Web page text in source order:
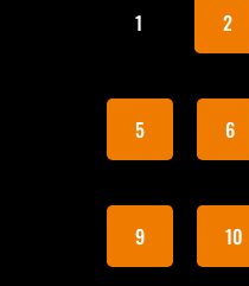
1 2
5 6
9 10